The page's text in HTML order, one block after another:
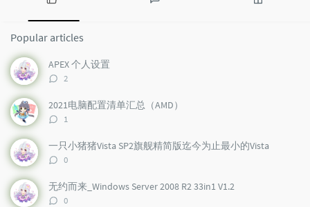
P
p
u
l
a
r
a
r
i
l
e
c
m
t
i
Popular articles
APEX 个人设置
评
数：
2
2021电脑配置清单汇总（AMD）
评
数：
1
一只小猪猪Vista SP2旗舰精简版迄今为止最小的Vista
评
数：
0
无约而来_Windows Server 2008 R2 33in1 V1.2
评
0